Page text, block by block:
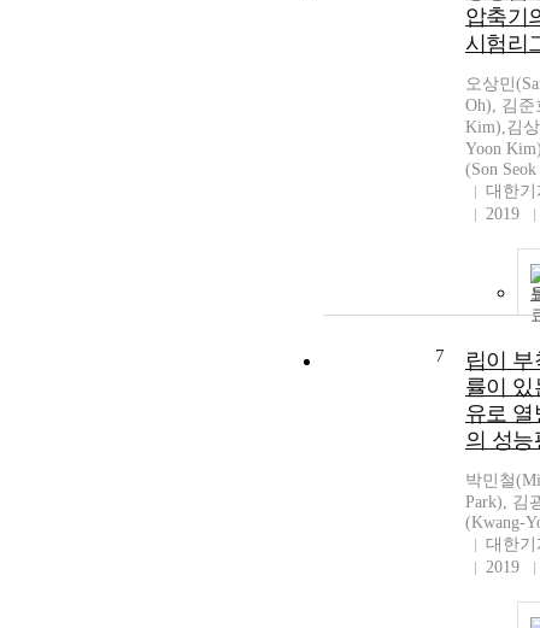
압축기
시험리
오상민
Oh), 김준
Kim),김
Yoon
(Son
대한
2019
7
립이
률이 있
유로 열
의 성능
박민철
Park), 김
(Kwang-
대한
2019